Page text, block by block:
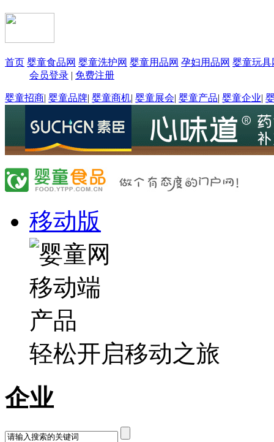
首页 婴童食品网 婴童洗护网 婴童用品网 孕妇用品网 婴童玩具
会员登录 | 免费注册
婴童招商| 婴童品牌| 婴童商机| 婴童展会| 婴童产品| 婴童企业|
移动版
轻松开启移动之旅
企业